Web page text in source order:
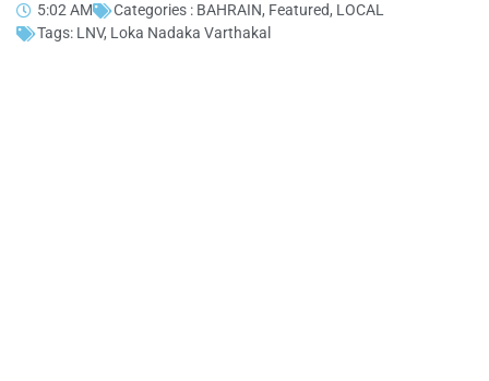
5:02 AM
Categories : BAHRAIN, Featured, LOCAL
Tags: LNV, Loka Nadaka Varthakal